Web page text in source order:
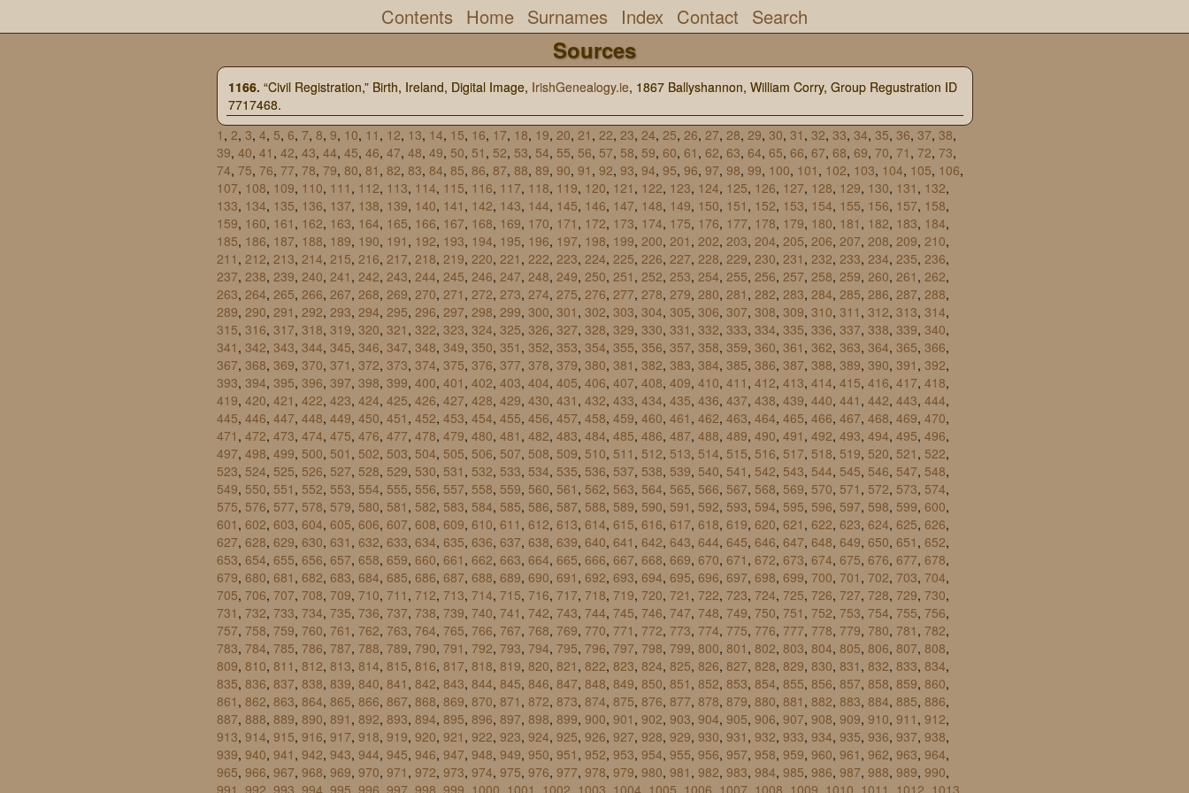
Contents Home Surnames Index Contact Search
Sources
1166. “Civil Registration,” Birth, Ireland, Digital Image, IrishGenealogy.ie, 1867 Ballyshannon, William Corry, Group Regustration ID
7717468.
1 , 2, 3, 4, 5, 6, 7, 8, 9, 10, 11 , 12, 13, 14, 15, 16, 17, 18, 19, 20, 21 , 22, 23, 24, 25, 26, 27, 28, 29, 30, 31 , 32, 33, 34, 35, 36, 37, 38,
39, 40, 41 , 42, 43, 44, 45, 46, 47, 48, 49, 50, 51 , 52, 53, 54, 55, 56, 57, 58, 59, 60, 61 , 62, 63, 64, 65, 66, 67, 68, 69, 70, 71 , 72, 73,
74, 75, 76, 77, 78, 79, 80, 81 , 82, 83, 84, 85, 86, 87, 88, 89, 90, 91 , 92, 93, 94, 95, 96, 97, 98, 99, 100, 101 , 102, 103, 104, 105, 106,
107, 108, 109, 110, 111 , 112, 113, 114, 115, 116, 117, 118, 119, 120, 121 , 122, 123, 124, 125, 126, 127, 128, 129, 130, 131 , 132,
133, 134, 135, 136, 137, 138, 139, 140, 141 , 142, 143, 144, 145, 146, 147, 148, 149, 150, 151 , 152, 153, 154, 155, 156, 157, 158,
159, 160, 161 , 162, 163, 164, 165, 166, 167, 168, 169, 170, 171 , 172, 173, 174, 175, 176, 177, 178, 179, 180, 181 , 182, 183, 184,
185, 186, 187, 188, 189, 190, 191 , 192, 193, 194, 195, 196, 197, 198, 199, 200, 201 , 202, 203, 204, 205, 206, 207, 208, 209, 210,
211 , 212, 213, 214, 215, 216, 217, 218, 219, 220, 221 , 222, 223, 224, 225, 226, 227, 228, 229, 230, 231 , 232, 233, 234, 235, 236,
237, 238, 239, 240, 241 , 242, 243, 244, 245, 246, 247, 248, 249, 250, 251 , 252, 253, 254, 255, 256, 257, 258, 259, 260, 261 , 262,
263, 264, 265, 266, 267, 268, 269, 270, 271 , 272, 273, 274, 275, 276, 277, 278, 279, 280, 281 , 282, 283, 284, 285, 286, 287, 288,
289, 290, 291 , 292, 293, 294, 295, 296, 297, 298, 299, 300, 301 , 302, 303, 304, 305, 306, 307, 308, 309, 310, 311 , 312, 313, 314,
315, 316, 317, 318, 319, 320, 321 , 322, 323, 324, 325, 326, 327, 328, 329, 330, 331 , 332, 333, 334, 335, 336, 337, 338, 339, 340,
341 , 342, 343, 344, 345, 346, 347, 348, 349, 350, 351 , 352, 353, 354, 355, 356, 357, 358, 359, 360, 361 , 362, 363, 364, 365, 366,
367, 368, 369, 370, 371 , 372, 373, 374, 375, 376, 377, 378, 379, 380, 381 , 382, 383, 384, 385, 386, 387, 388, 389, 390, 391 , 392,
393, 394, 395, 396, 397, 398, 399, 400, 401 , 402, 403, 404, 405, 406, 407, 408, 409, 410, 411 , 412, 413, 414, 415, 416, 417, 418,
419, 420, 421 , 422, 423, 424, 425, 426, 427, 428, 429, 430, 431 , 432, 433, 434, 435, 436, 437, 438, 439, 440, 441 , 442, 443, 444,
445, 446, 447, 448, 449, 450, 451 , 452, 453, 454, 455, 456, 457, 458, 459, 460, 461 , 462, 463, 464, 465, 466, 467, 468, 469, 470,
471 , 472, 473, 474, 475, 476, 477, 478, 479, 480, 481 , 482, 483, 484, 485, 486, 487, 488, 489, 490, 491 , 492, 493, 494, 495, 496,
497, 498, 499, 500, 501 , 502, 503, 504, 505, 506, 507, 508, 509, 510, 511 , 512, 513, 514, 515, 516, 517, 518, 519, 520, 521 , 522,
523, 524, 525, 526, 527, 528, 529, 530, 531 , 532, 533, 534, 535, 536, 537, 538, 539, 540, 541 , 542, 543, 544, 545, 546, 547, 548,
549, 550, 551 , 552, 553, 554, 555, 556, 557, 558, 559, 560, 561 , 562, 563, 564, 565, 566, 567, 568, 569, 570, 571 , 572, 573, 574,
575, 576, 577, 578, 579, 580, 581 , 582, 583, 584, 585, 586, 587, 588, 589, 590, 591 , 592, 593, 594, 595, 596, 597, 598, 599, 600,
601 , 602, 603, 604, 605, 606, 607, 608, 609, 610, 611 , 612, 613, 614, 615, 616, 617, 618, 619, 620, 621 , 622, 623, 624, 625, 626,
627, 628, 629, 630, 631 , 632, 633, 634, 635, 636, 637, 638, 639, 640, 641 , 642, 643, 644, 645, 646, 647, 648, 649, 650, 651 , 652,
653, 654, 655, 656, 657, 658, 659, 660, 661 , 662, 663, 664, 665, 666, 667, 668, 669, 670, 671 , 672, 673, 674, 675, 676, 677, 678,
679, 680, 681 , 682, 683, 684, 685, 686, 687, 688, 689, 690, 691 , 692, 693, 694, 695, 696, 697, 698, 699, 700, 701 , 702, 703, 704,
705, 706, 707, 708, 709, 710, 711 , 712, 713, 714, 715, 716, 717, 718, 719, 720, 721 , 722, 723, 724, 725, 726, 727, 728, 729, 730,
731 , 732, 733, 734, 735, 736, 737, 738, 739, 740, 741 , 742, 743, 744, 745, 746, 747, 748, 749, 750, 751 , 752, 753, 754, 755, 756,
757, 758, 759, 760, 761 , 762, 763, 764, 765, 766, 767, 768, 769, 770, 771 , 772, 773, 774, 775, 776, 777, 778, 779, 780, 781 , 782,
783, 784, 785, 786, 787, 788, 789, 790, 791 , 792, 793, 794, 795, 796, 797, 798, 799, 800, 801 , 802, 803, 804, 805, 806, 807, 808,
809, 810, 811 , 812, 813, 814, 815, 816, 817, 818, 819, 820, 821 , 822, 823, 824, 825, 826, 827, 828, 829, 830, 831 , 832, 833, 834,
835, 836, 837, 838, 839, 840, 841 , 842, 843, 844, 845, 846, 847, 848, 849, 850, 851 , 852, 853, 854, 855, 856, 857, 858, 859, 860,
861 , 862, 863, 864, 865, 866, 867, 868, 869, 870, 871 , 872, 873, 874, 875, 876, 877, 878, 879, 880, 881 , 882, 883, 884, 885, 886,
887, 888, 889, 890, 891 , 892, 893, 894, 895, 896, 897, 898, 899, 900, 901 , 902, 903, 904, 905, 906, 907, 908, 909, 910, 911 , 912,
913, 914, 915, 916, 917, 918, 919, 920, 921 , 922, 923, 924, 925, 926, 927, 928, 929, 930, 931 , 932, 933, 934, 935, 936, 937, 938,
939, 940, 941 , 942, 943, 944, 945, 946, 947, 948, 949, 950, 951 , 952, 953, 954, 955, 956, 957, 958, 959, 960, 961 , 962, 963, 964,
965, 966, 967, 968, 969, 970, 971 , 972, 973, 974, 975, 976, 977, 978, 979, 980, 981 , 982, 983, 984, 985, 986, 987, 988, 989, 990,
991 992 993 994 995 996 997 998 999 1000 1001 1002 1003 1004 1005 1006 1007 1008 1009 1010 1011 1012 1013